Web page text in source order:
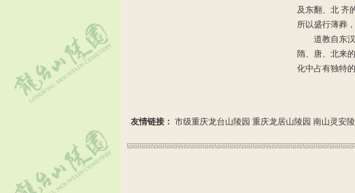
及东翻、北 齐
所以盛行薄葬
道教自东汉
隋、唐、北来
化中占有独特
友情链接： 市级重庆龙台山陵园 重庆龙居山陵园 南山灵安